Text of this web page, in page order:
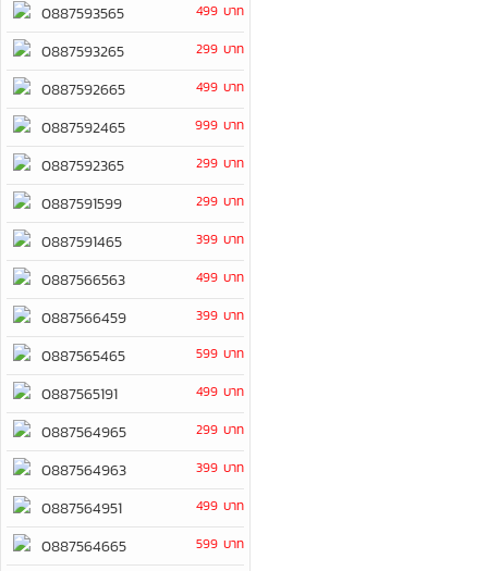
0887593565 499 บาท
0887593265 299 บาท
0887592665 499 บาท
0887592465 999 บาท
0887592365 299 บาท
0887591599 299 บาท
0887591465 399 บาท
0887566563 499 บาท
0887566459 399 บาท
0887565465 599 บาท
0887565191 499 บาท
0887564965 299 บาท
0887564963 399 บาท
0887564951 499 บาท
0887564665 599 บาท